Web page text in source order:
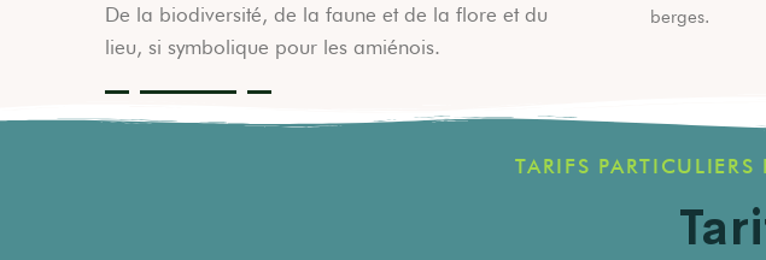
De la biodiversité, de la faune et de la flore et du
lieu, si symbolique pour les amiénois.
berges.
TARIFS